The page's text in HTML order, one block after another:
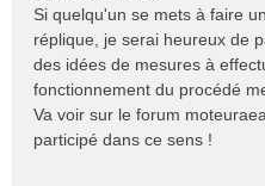
Si quelqu'un se mets à faire
réplique, je serai heureux de
des idées de mesures à
fonctionnement du procédé
Va voir sur le forum
participé dans ce sens !